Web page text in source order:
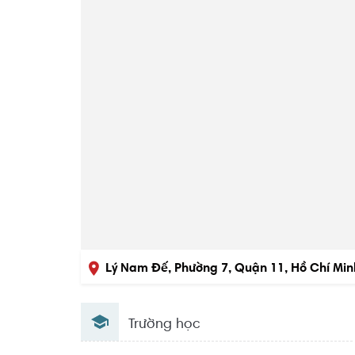
Lý Nam Đế, Phường 7, Quận 11, Hồ Chí
Trường học